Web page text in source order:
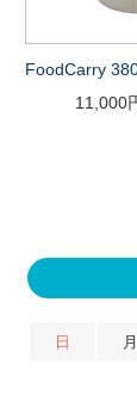
FoodCarry
11,000
日 月